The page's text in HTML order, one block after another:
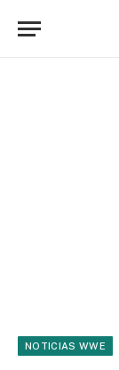
NOTICIAS WWE